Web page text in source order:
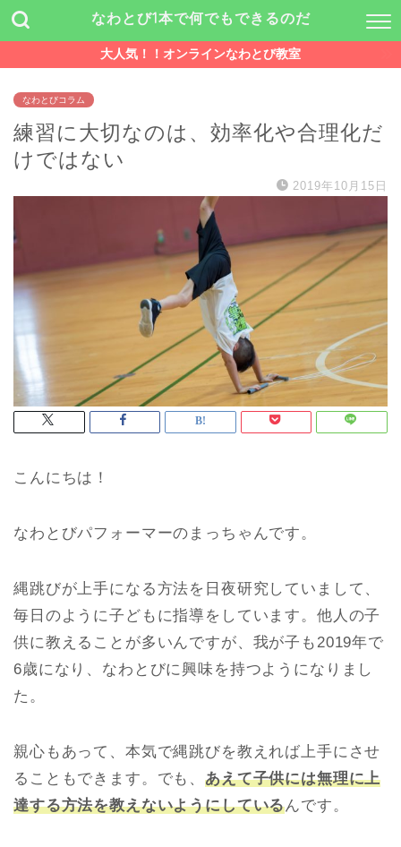
なわとび1本で何でもできるのだ
大人気！！オンラインなわとび教室
なわとびコラム
練習に大切なのは、効率化や合理化だ
けではない
2019年10月15日
こんにちは！
なわとびパフォーマーのまっちゃんです。
縄跳びが上手になる方法を日夜研究していまして、
毎日のように子どもに指導をしています。他人の子
供に教えることが多いんですが、我が子も2019年で
6歳になり、なわとびに興味を持つようになりまし
た。
親心もあって、本気で縄跳びを教えれば上手にさせ
ることもできます。でも、あえて子供には無理に上
達する方法を教えないようにしているんです。